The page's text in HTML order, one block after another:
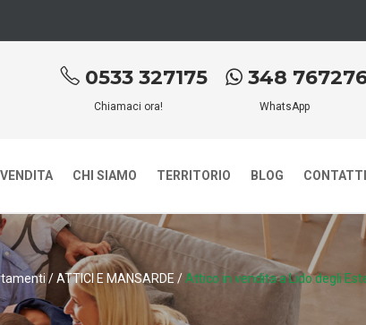
0533 327175
Chiamaci ora!
348
WhatsApp
CHI SIAMO TERRITORIO BLOG CONTATTI
/ ATTICI E MANSARDE / Attico in vendita a Lido degli